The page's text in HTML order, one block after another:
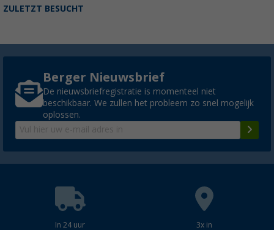
ZULETZT BESUCHT
Berger Nieuwsbrief
De nieuwsbriefregistratie is momenteel niet
beschikbaar. We zullen het probleem zo snel mogelijk
oplossen.
In 24 uur
3x in